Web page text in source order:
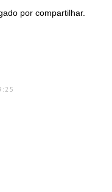
por compartilhar.